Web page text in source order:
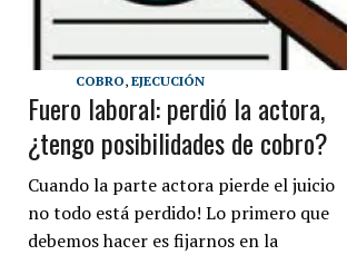
COBRO, EJECUCIÓN
Fuero laboral: perdió la actora,
¿tengo posibilidades de cobro?
Cuando la parte actora pierde el juicio
no todo está perdido! Lo primero que
debemos hacer es fijarnos en la